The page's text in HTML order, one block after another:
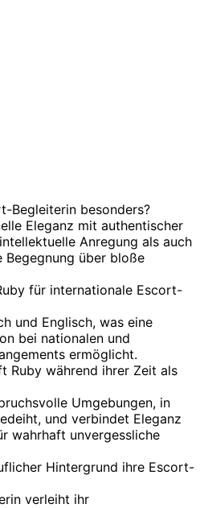
Begleiterin besonders?
Eleganz mit authentischer
Anregung als auch
Begegnung über bloße
für internationale Escort-
und Englisch, was eine
bei nationalen und
ermöglicht.
Ruby während ihrer Zeit als
Umgebungen, in
und verbindet Eleganz
wahrhaft unvergessliche
Hintergrund ihre Escort-
verleiht ihr